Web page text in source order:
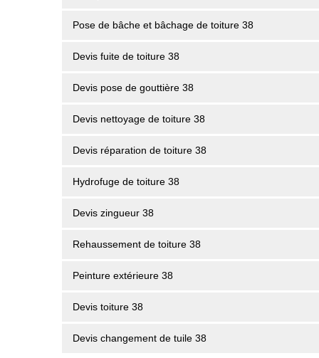
Pose de bâche et bâchage de toiture 38
Devis fuite de toiture 38
Devis pose de gouttière 38
Devis nettoyage de toiture 38
Devis réparation de toiture 38
Hydrofuge de toiture 38
Devis zingueur 38
Rehaussement de toiture 38
Peinture extérieure 38
Devis toiture 38
Devis changement de tuile 38